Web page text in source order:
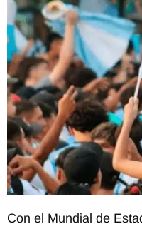
Con el Mundial de